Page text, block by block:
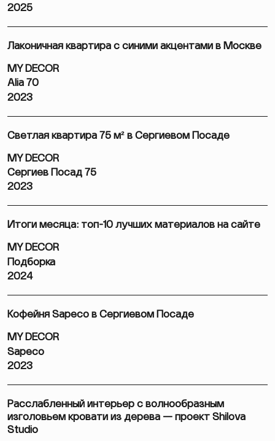
2025
Лаконичная квартира с синими акцентами в Москве
MY DECOR
Alia 70
2023
Светлая квартира 75 м² в Сергиевом Посаде
MY DECOR
Сергиев Посад 75
2023
Итоги месяца: топ-10 лучших материалов на сайте
MY DECOR
Подборка
2024
Кофейня Sapeco в Сергиевом Посаде
MY DECOR
Sapeco
2023
Расслабленный интерьер с волнообразным
изголовьем кровати из дерева — проект Shilova
Studio